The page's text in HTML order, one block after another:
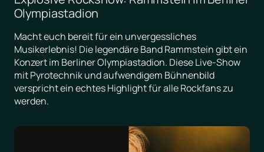
Olympiastadion
Macht euch bereit für ein unvergessliches
Musikerlebnis! Die legendäre Band Rammstein gibt ein
Konzert im Berliner Olympiastadion. Diese Live-Show
mit Pyrotechnik und aufwendigem Bühnenbild
verspricht ein echtes Highlight für alle Rockfans zu
werden.